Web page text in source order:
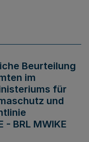
Beurteilung
im
für
und
BRL MWIKE